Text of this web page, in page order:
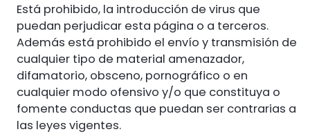
Está prohibido, la introducción de virus que
puedan perjudicar esta página o a terceros.
Además está prohibido el envío y transmisión de
cualquier tipo de material amenazador,
difamatorio, obsceno, pornográfico o en
cualquier modo ofensivo y/o que constituya o
fomente conductas que puedan ser contrarias a
las leyes vigentes.